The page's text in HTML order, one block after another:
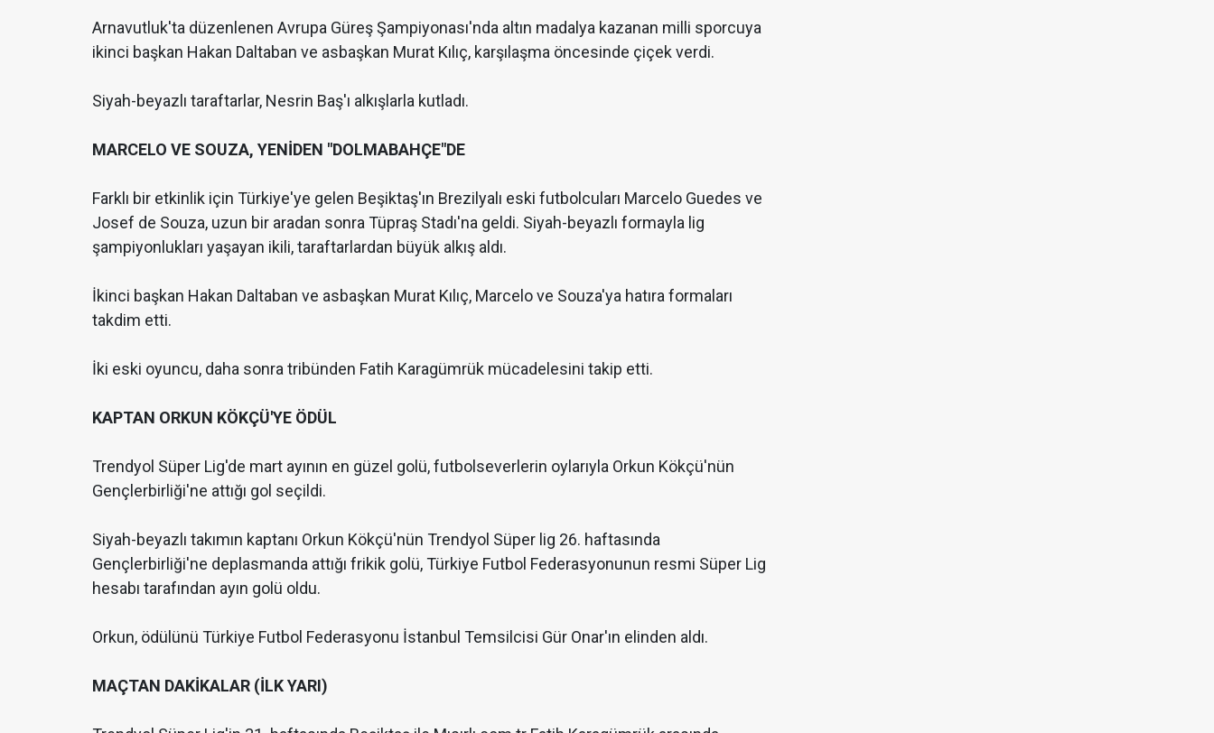
Arnavutluk'ta düzenlenen Avrupa Güreş Şampiyonası'nda altın madalya kazanan milli sporcuya
ikinci başkan Hakan Daltaban ve asbaşkan Murat Kılıç, karşılaşma öncesinde çiçek verdi.
Siyah-beyazlı taraftarlar, Nesrin Baş'ı alkışlarla kutladı.
MARCELO VE SOUZA, YENİDEN "DOLMABAHÇE"DE
Farklı bir etkinlik için Türkiye'ye gelen Beşiktaş'ın Brezilyalı eski futbolcuları Marcelo Guedes ve
Josef de Souza, uzun bir aradan sonra Tüpraş Stadı'na geldi. Siyah-beyazlı formayla lig
şampiyonlukları yaşayan ikili, taraftarlardan büyük alkış aldı.
İkinci başkan Hakan Daltaban ve asbaşkan Murat Kılıç, Marcelo ve Souza'ya hatıra formaları
takdim etti.
İki eski oyuncu, daha sonra tribünden Fatih Karagümrük mücadelesini takip etti.
KAPTAN ORKUN KÖKÇÜ'YE ÖDÜL
Trendyol Süper Lig'de mart ayının en güzel golü, futbolseverlerin oylarıyla Orkun Kökçü'nün
Gençlerbirliği'ne attığı gol seçildi.
Siyah-beyazlı takımın kaptanı Orkun Kökçü'nün Trendyol Süper lig 26. haftasında
Gençlerbirliği'ne deplasmanda attığı frikik golü, Türkiye Futbol Federasyonunun resmi Süper Lig
hesabı tarafından ayın golü oldu.
Orkun, ödülünü Türkiye Futbol Federasyonu İstanbul Temsilcisi Gür Onar'ın elinden aldı.
MAÇTAN DAKİKALAR (İLK YARI)